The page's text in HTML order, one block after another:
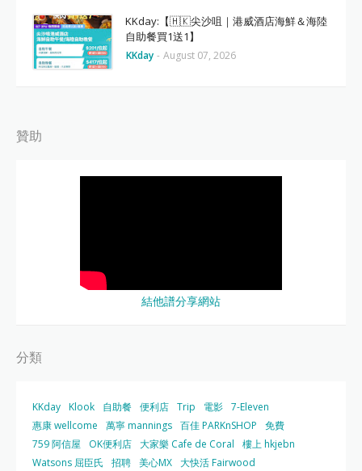
KKday:【🇭🇰尖沙咀｜港威酒店海鮮＆海陸
自助餐買1送1】
KKday - August 07, 2026
贊助
結他譜分享網站
分類
KKday Klook 自助餐 便利店 Trip 電影 7-Eleven
惠康 wellcome
萬寧 mannings 百佳 PARKnSHOP
免費
759 阿信屋
OK便利店 大家樂 Cafe de Coral
樓上 hkjebn
Watsons 屈臣氏
招聘 美心MX 大快活 Fairwood